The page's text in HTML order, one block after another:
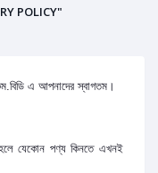
POLICY"
এ আপনাদের স্বাগতম।
যেকোন পণ্য কিনতে এখনই